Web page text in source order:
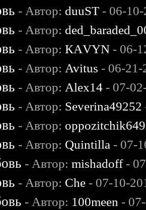
- Автор: duuST - 06-
- Автор:
- Автор:КАVYN - 06-
- Автор: Avitus - 06-
- Автор: Alex14 - 07-
- Автор: Severina49252
- Автор: oppozitchik649
- Автор: Quintilla - 07-
- Автор:mishadoff-
- Автор: Che - 07-10-
- Автор: 100meen -